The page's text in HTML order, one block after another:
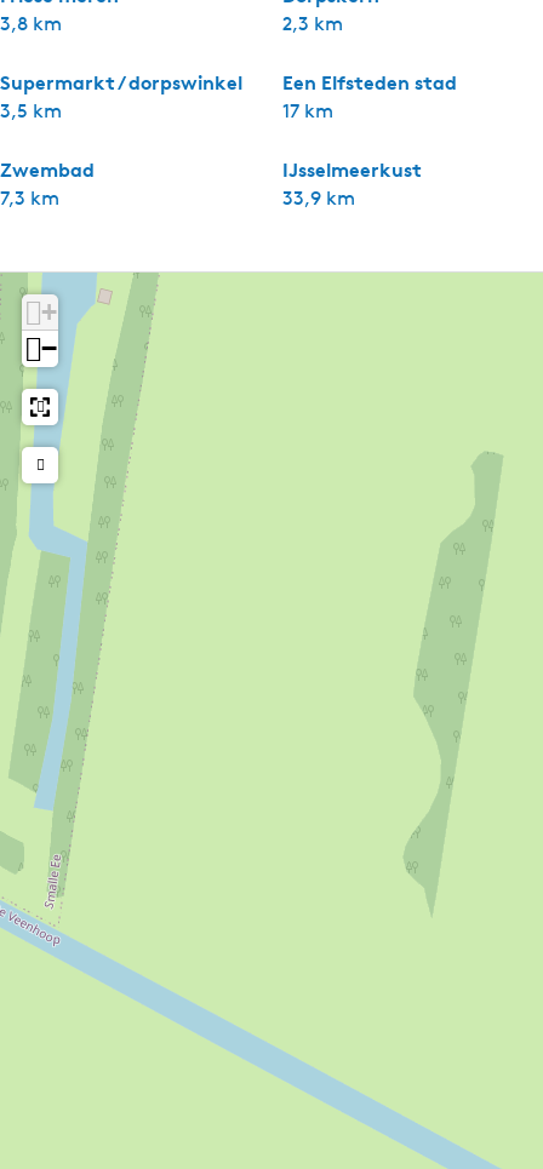
3,8 km 2,3 km
Supermarkt / dorpswinkel
3,5 km
Een Elfsteden stad
17 km
Zwembad
7,3 km
IJsselmeerkust
33,9 km
+
−